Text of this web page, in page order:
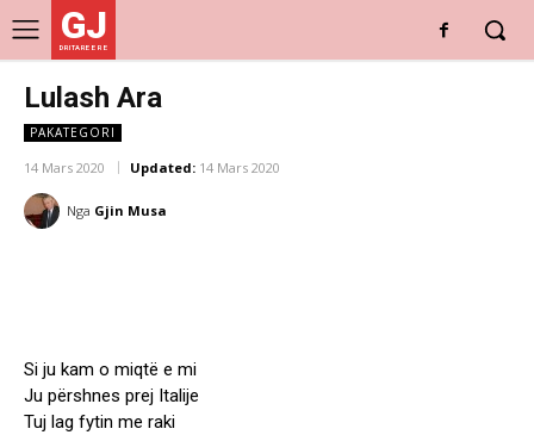
GJ
DRITARE E RE
Lulash Ara
PAKATEGORI
14 Mars 2020 Updated: 14 Mars 2020
Nga Gjin Musa
Si ju kam o miqtë e mi
Ju përshnes prej Italije
Tuj lag fytin me raki